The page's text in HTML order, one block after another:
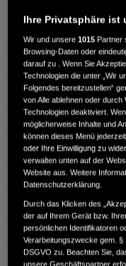
Innenausstattung
Kilometerstand
Kraftstoffart
Getriebe
Türen
Leistung
Hubraum
Erstzulassung
Ihre Privatsphäre ist
Wir und unsere1015 Partner
Browsing-Daten oder
darauf zu . Wenn Sie
Technologien die unter „Wir
Folgendes bereitzustellen“
von Alle ablehnen oder
Technologien deaktiviert.
möglicherweise Inhalte und
können dieses Menü
oder Ihre Einwilligung zu
verwalten unten auf der
Website aus. Weitere
Datenschutzerklärung.
Durch das Klicken des
der auf Ihrem Gerät bzw.
persönlichen Identifikatoren
Verarbeitungszwecke gem. §
DSGVO zu. Beachten Sie,
unsere Geschäftspartner